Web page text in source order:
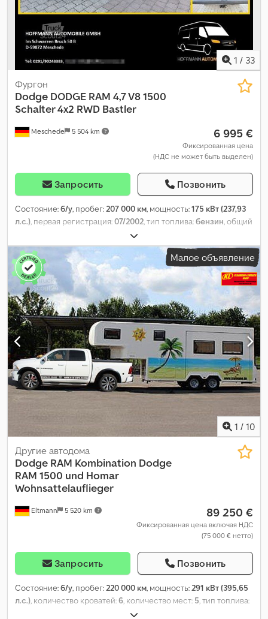
1 / 33
Meschede 5 504 km
Фургон
Dodge DODGE RAM 4,7 V8 1500
Schalter 4x2 RWD Bastler
6 995 €
Фиксированная цена
(НДС не может быть выделен)
Запросить Позвонить
Состояние:б/у, пробег:207 000 км, мощность:175 кВт (237,93
л.с.), первая регистрация:07/2002, тип топлива:бензин, общий
, тип передачи:
класс выбросов:Евро 4, количество мест:3,
Малое объявление
1 / 10
Eltmann 5 520 km
Другие автодома
Dodge RAM Kombination Dodge
RAM 1500 und Homar
Wohnsattelauflieger
89 250 €
Фиксированная цена включая НДС
(75 000 € нетто)
Запросить Позвонить
Состояние:б/у, пробег: 220 000 км, мощность: 291 кВт (395,65
л.с.) , количество кроватей:6 , количество мест: 5 , тип топлива:
автоматический